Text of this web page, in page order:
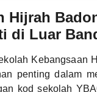
Hijrah
di Luar
Kebangsaan
penting dalam
kod sekolah